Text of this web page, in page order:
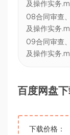
及操作实务
08合同审查
及操作实务
09合同审查
及操作实务
百度网盘下
下载价格：